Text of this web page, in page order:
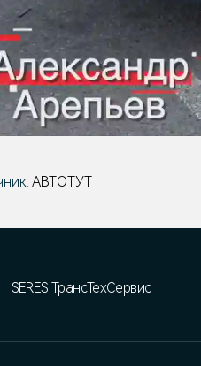
АВТОТУТ
SERES ТрансТехСервис